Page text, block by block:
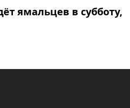
ямальцев в субботу,